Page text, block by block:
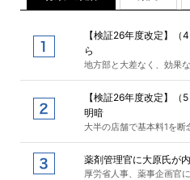
【検証26年度改定】
ら
地方部と大差なく、効果
【検証26年度改定】
明暗
大半の店舗で基本料1を断
薬剤管理官に大原氏が
厚労省人事、薬事企画官